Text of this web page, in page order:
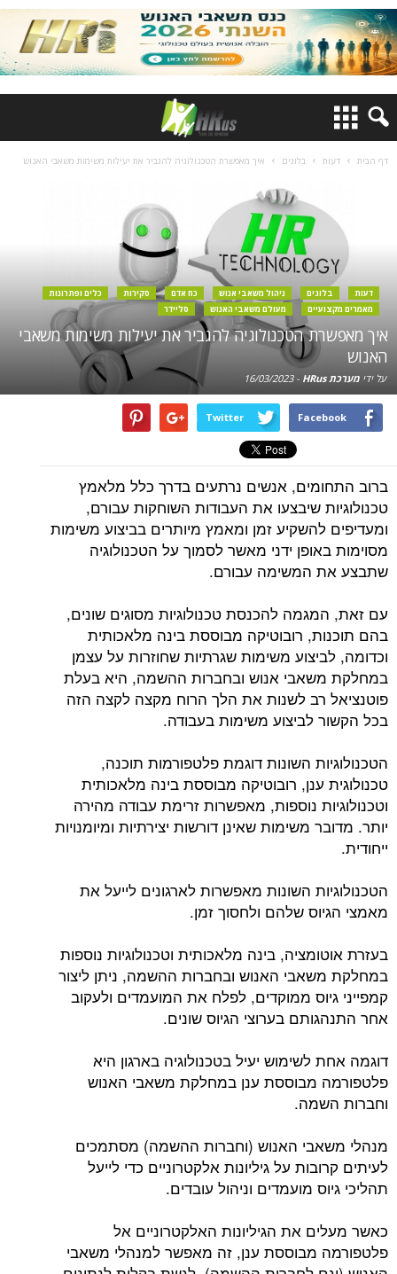
דף הבית דעות בלוגים איך מאפשרת הטכנולוגיה להגביר את יעילות משימות משאבי האנוש
דעות בלוגים ניהול משאבי אנוש כח אדם סקירות
כלים ופתרונות
מאמרים מקצועיים
מעולם משאבי האנוש סליידר
איך מאפשרת הטכנולוגיה להגביר את יעילות משימות משאבי
האנוש
על ידי מערכת HRus -
16/03/2023
Facebook
Twitter
ברוב התחומים, אנשים נרתעים בדרך כלל מלאמץ
טכנולוגיות שיבצעו את העבודות השוחקות עבורם,
ומעדיפים להשקיע זמן ומאמץ מיותרים בביצוע משימות
מסוימות באופן ידני מאשר לסמוך על הטכנולוגיה
שתבצע את המשימה עבורם.
עם זאת, המגמה להכנסת טכנולוגיות מסוגים שונים,
בהם תוכנות, רובוטיקה מבוססת בינה מלאכותית
וכדומה, לביצוע משימות שגרתיות שחוזרות על עצמן
במחלקת משאבי אנוש ובחברות ההשמה, היא בעלת
פוטנציאל רב לשנות את הלך הרוח מקצה לקצה הזה
בכל הקשור לביצוע משימות בעבודה.
הטכנולוגיות השונות דוגמת פלטפורמות תוכנה,
טכנולוגית ענן, רובוטיקה מבוססת בינה מלאכותית
וטכנולוגיות נוספות, מאפשרות זרימת עבודה מהירה
יותר. מדובר משימות שאינן דורשות יצירתיות ומיומנויות
ייחודית.
הטכנולוגיות השונות מאפשרות לארגונים לייעל את
מאמצי הגיוס שלהם ולחסוך זמן.
בעזרת אוטומציה, בינה מלאכותית וטכנולוגיות נוספות
במחלקת משאבי האנוש ובחברות ההשמה, ניתן ליצור
קמפייני גיוס ממוקדים, לפלח את המועמדים ולעקוב
אחר התנהגותם בערוצי הגיוס שונים.
דוגמה אחת לשימוש יעיל בטכנולוגיה בארגון היא
פלטפורמה מבוססת ענן במחלקת משאבי האנוש
וחברות השמה.
מנהלי משאבי האנוש (וחברות ההשמה) מסתמכים
לעיתים קרובות על גיליונות אלקטרוניים כדי לייעל
תהליכי גיוס מועמדים וניהול עובדים.
כאשר מעלים את הגיליונות האלקטרוניים אל
פלטפורמה מבוססת ענן, זה מאפשר למנהלי משאבי